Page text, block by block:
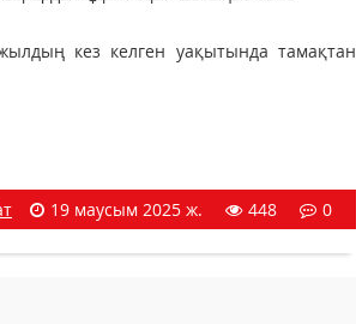
кез келген уақытында тамақтан
19 маусым 2025 ж. 448 0